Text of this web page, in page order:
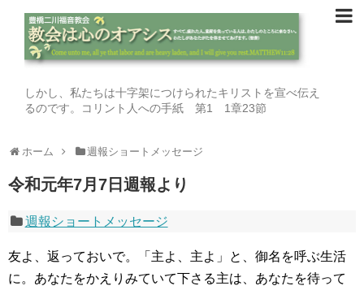
しかし、私たちは十字架につけられたキリストを宣べ伝え
るのです。コリント人への手紙 第1 1章23節
ホーム 週報ショートメッセージ
令和元年7月7日週報より
週報ショートメッセージ
友よ、返っておいで。「主よ、主よ」と、御名を呼ぶ生活
に。あなたをかえりみていて下さる主は、あなたを待って